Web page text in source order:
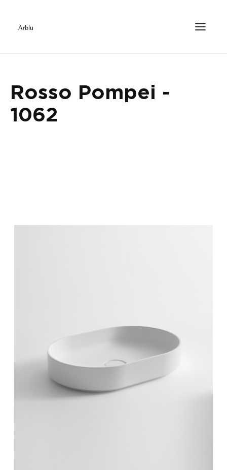
Rosso Pompei -
1062